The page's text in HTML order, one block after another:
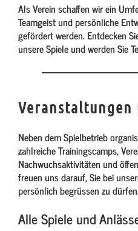
Als Verein schaffen wir ein
Teamgeist und persönliche
gefördert werden. Entdecken
unsere Spiele und werden Sie
Veranstaltungen
Neben dem Spielbetrieb
zahlreiche Trainingscamps,
Nachwuchsaktivitäten und
freuen uns darauf, Sie bei
persönlich begrüssen zu
Alle Spiele und